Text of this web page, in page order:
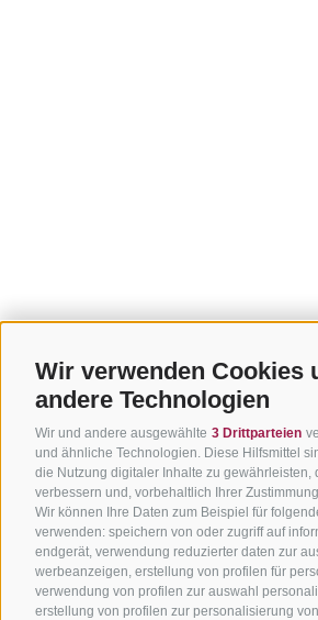
Wir verwenden Cookies
andere Technologien
Wir und andere ausgewählte 3 Drittparteien
und ähnliche Technologien. Diese Hilfsmittel
die Nutzung digitaler Inhalte zu gewährleisten,
verbessern und, vorbehaltlich Ihrer
Wir können Ihre Daten zum Beispiel für
verwenden: speichern von oder zugriff auf
endgerät, verwendung reduzierter daten zur
werbeanzeigen, erstellung von profilen für
verwendung von profilen zur auswahl
erstellung von profilen zur personalisierung